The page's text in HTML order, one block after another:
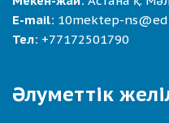
E-mail: 10mektep-
Тел: +77172501790
Әлуметтік